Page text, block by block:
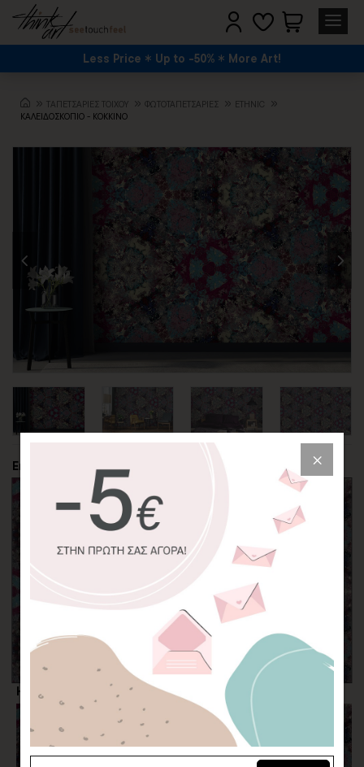
Less Price Up to -50% More Art!
TΑΠΕΤΣΑΡΙΕΣ ΤΟΙΧΟΥ ΦΩΤΟΤΑΠΕΤΣΑΡΙΕΣ
ETHNIC
ΚΑΛΕΙΔΟΣΚΟΠΙΟ - ΚΟΚΚΙΝΟ
Επιλέξτε την περικοπή της φωτογραφίας
Η επιλογή σας